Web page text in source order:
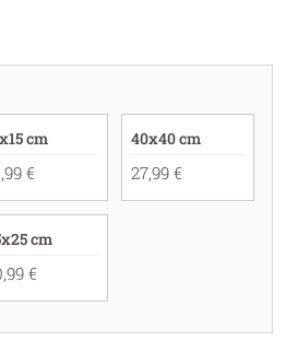
cm
€
40x40 cm
27,99 €
cm
€